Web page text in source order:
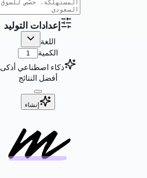
إعدادات التوليد
اللغة
الكمية
ذكاء اصطناعي أذكى
أفضل النتائج
إنشاء